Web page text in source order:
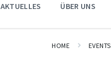
AKTUELLES ÜBER UNS
HOME EVENTS